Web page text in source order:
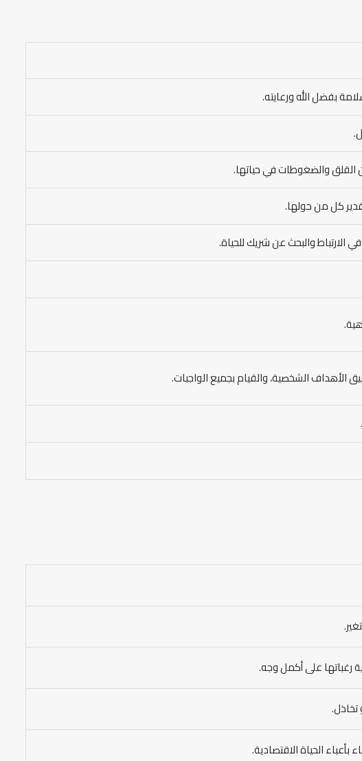
بفضل الله ورعايته.
القلق والضغوطات في حياتها.
كل من حولها.
والبحث عن شريك للحياة.
الشخصية، والقيام بجميع الواجبات.
رغباتها على أكمل وجه.
تخاذل.
الحياة الاقتصادية.